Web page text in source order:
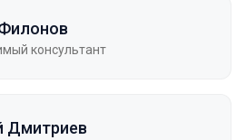
консультант
Дмитриев